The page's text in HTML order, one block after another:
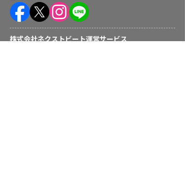
株式会社ネクストビート運営サービス